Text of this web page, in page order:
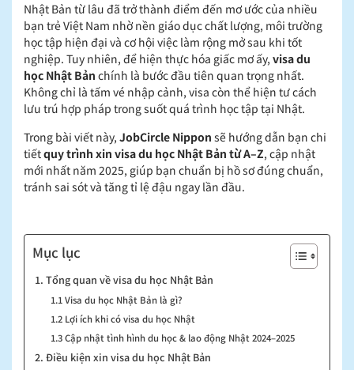
Nhật Bản từ lâu đã trở thành điểm đến mơ ước của nhiều
bạn trẻ Việt Nam nhờ nền giáo dục chất lượng, môi trường
học tập hiện đại và cơ hội việc làm rộng mở sau khi tốt
nghiệp. Tuy nhiên, để hiện thực hóa giấc mơ ấy, visa du
học Nhật Bản chính là bước đầu tiên quan trọng nhất.
Không chỉ là tấm vé nhập cảnh, visa còn thể hiện tư cách
lưu trú hợp pháp trong suốt quá trình học tập tại Nhật.
Trong bài viết này, JobCircle Nippon sẽ hướng dẫn bạn chi
tiếtquy trình xin visa du học Nhật Bản từ A–Z, cập nhật
mới nhất năm 2025, giúp bạn chuẩn bị hồ sơ đúng chuẩn,
tránh sai sót và tăng tỉ lệ đậu ngay lần đầu.
Mục lục
1. Tổng quan về visa du học Nhật Bản
1.1 Visa du học Nhật Bản là gì?
1.2 Lợi ích khi có visa du học Nhật
1.3 Cập nhật tình hình du học & lao động Nhật 2024–2025
2. Điều kiện xin visa du học Nhật Bản